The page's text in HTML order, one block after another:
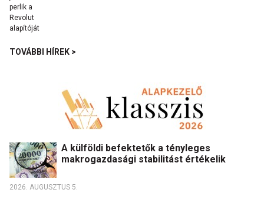
TOVÁBBI HÍREK >
A külföldi befektetők a tényleges
makrogazdasági stabilitást értékelik
2026. AUGUSZTUS 5.